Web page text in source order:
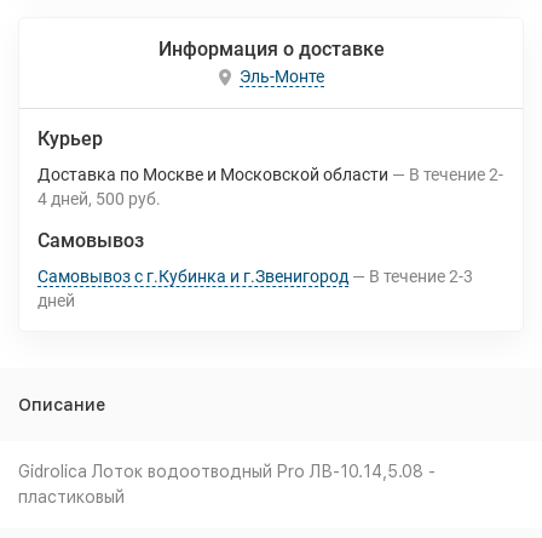
Информация о доставке
Эль-Монте
Курьер
Доставка по Москве и Московской области В течение2-
4 дней 500 руб.
Самовывоз
Самовывоз с г.Кубинка и г.Звенигород В течение2-3
дней
Описание
Gidrolica Лоток водоотводный Pro ЛВ-10.14,5.08 -
пластиковый